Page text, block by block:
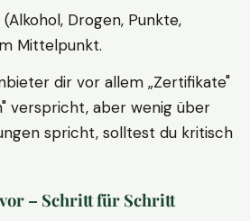
Drogen, Punkte,
Mittelpunkt.
dir vor allem „Zertifikate"
verspricht, aber wenig über
spricht, solltest du kritisch
– Schritt für Schritt